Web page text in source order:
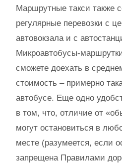
Маршрутные такси также
регулярные перевозки с
автовокзала и с
Микроавтобусы-
сможете доехать в
стоимость – примерно
автобусе. Еще одно
в том, что, отличие от
могут остановиться в
месте (разумеется, если
запрещена Правилами